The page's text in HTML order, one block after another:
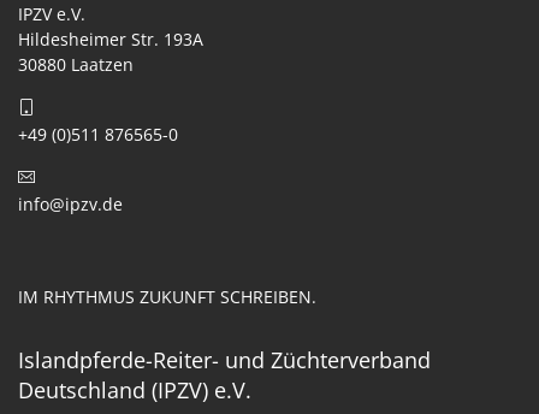
IPZV e.V.
Hildesheimer Str. 193A
30880 Laatzen
+49 (0)511 876565-0
info@ipzv.de
IM RHYTHMUS ZUKUNFT SCHREIBEN.
Islandpferde-Reiter- und Züchterverband
Deutschland (IPZV) e.V.